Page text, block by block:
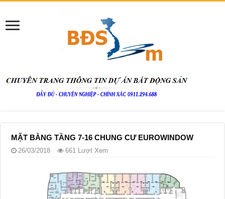
MẶT BẰNG TẦNG 7-16 CHUNG CƯ EUROWINDOW
26/03/2018 661 Lượt Xem